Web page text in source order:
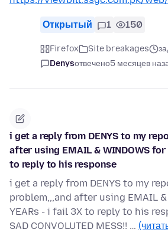
Открытый 1 150
Firefox Site breakages
Denysотвечено5 месяцев
i get a reply from DENYS to my
after using EMAIL & WINDOWS for
to reply to his response
i get a reply from DENYS to my
problem,,,and after using EMAIL
YEARs - i fail 3X to reply to his
SAD CONVOLUTED MESS!! …